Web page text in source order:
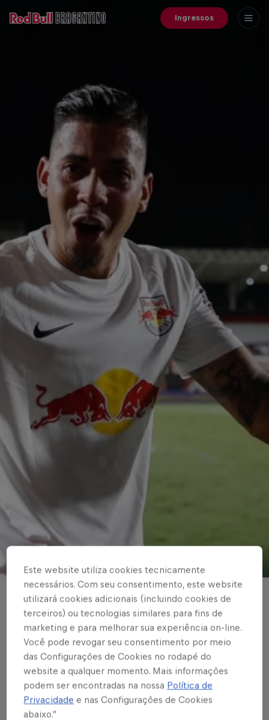
Ingressos
© Red Bull Bragantino
BRASILEIRÃO
Invicto no Brasileiro,
Red Bull Bragantino
vence Atlético-GO e
abre vantagem na
Este website utiliza cookies tecnicamente
necessários. Com seu consentimento, este website
utilizará cookies adicionais (incluindo cookies de
terceiros) ou tecnologias similares para fins de
marketing e para melhorar sua experiência on-line.
Você pode revogar seu consentimento por meio
das Configurações de Cookies no rodapé do
website a qualquer momento. Mais informações
podem ser encontradas na nossa Política de
Privacidade e nas Configurações de Cookies
abaixo.”